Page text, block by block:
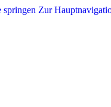
springen Zur